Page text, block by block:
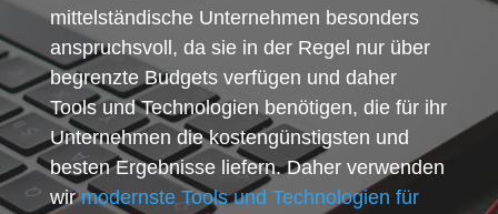
mittelständische Unternehmen besonders
anspruchsvoll, da sie in der Regel nur über
begrenzte Budgets verfügen und daher
Tools und Technologien benötigen, die für ihr
Unternehmen die kostengünstigsten und
besten Ergebnisse liefern. Daher verwenden
wirmodernste Tools und Technologien für